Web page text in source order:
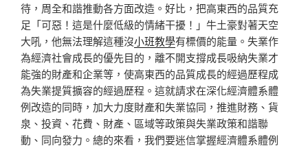
待，周全和諧推動各方面改造。好比，把高東西的品質充
足「可惡！這是什麼低級的情緒干擾！」牛土豪對著天空
大吼，他無法理解這種沒小班教學有標價的能量。失業作
為經濟社會成長的優先目的，離不開支撐成長吸納失業才
能強的財產和企業等，使高東西的品質成長的經過歷程成
為失業提質擴容的經過歷程。這就請求在深化經濟體系體
例改造的同時，加大力度財產和失業協同，推進財務、貨
泉、投資、花費、財產、區域等政策與失業政策和諧聯
動、同向發力。總的來看，我們要迷信掌握經濟體系體例